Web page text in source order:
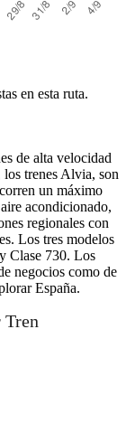
en esta ruta.
de alta velocidad
trenes Alvia, son
un máximo
acondicionado,
regionales con
Los tres modelos
Clase 730. Los
negocios como de
España.